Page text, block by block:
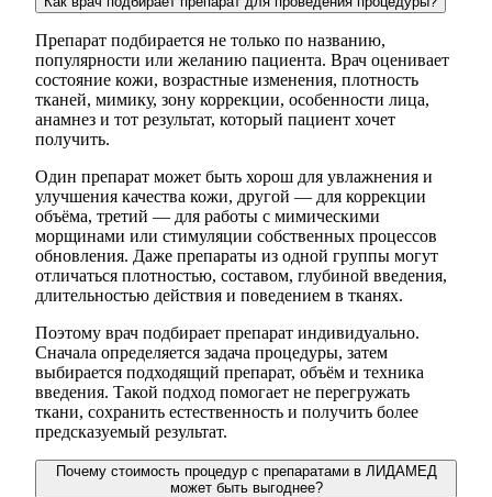
Препарат подбирается не только по названию,
популярности или желанию пациента. Врач оценивает
состояние кожи, возрастные изменения, плотность
тканей, мимику, зону коррекции, особенности лица,
анамнез и тот результат, который пациент хочет
получить.
Один препарат может быть хорош для увлажнения и
улучшения качества кожи, другой — для коррекции
объёма, третий — для работы с мимическими
морщинами или стимуляции собственных процессов
обновления. Даже препараты из одной группы могут
отличаться плотностью, составом, глубиной введения,
длительностью действия и поведением в тканях.
Поэтому врач подбирает препарат индивидуально.
Сначала определяется задача процедуры, затем
выбирается подходящий препарат, объём и техника
введения. Такой подход помогает не перегружать
ткани, сохранить естественность и получить более
предсказуемый результат.
Почему стоимость процедур с препаратами в ЛИДАМЕД
может быть выгоднее?